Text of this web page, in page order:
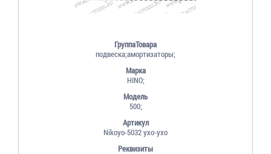
ГруппаТовара
подвеска;амортизаторы;
Марка
HINO;
Модель
500;
Артикул
Nikoyo-5032 ухо-ухо
Реквизиты